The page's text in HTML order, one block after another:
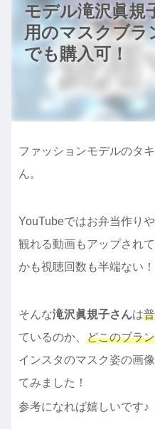
モデル滝沢眞規
用のマスクブラ
でも購入可！
ファッションモデルのタキ
ん。
YouTubeではお弁当作り
観れる動画もアップされて
かも視聴回数も半端ない！
そんな滝沢眞規子さんは
ているのか、 どこのブラ
インスタのマスク姿の画
てみました！
参考になれば嬉しいです♪